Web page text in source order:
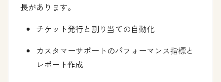
長があります。
チケット発行と割り当ての自動化
カスタマーサポートのパフォーマンス指標と
レポート作成